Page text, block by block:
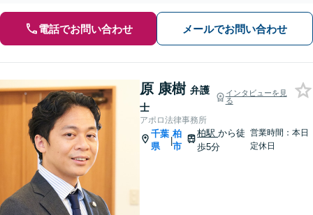
電話でお問い合わせ メールでお問い合わせ
原 康樹 弁護
士
インタビューを見
る
アポロ法律事務所
千葉
県
|
柏
市
柏駅から徒
歩5分
営業時間：本日
定休日